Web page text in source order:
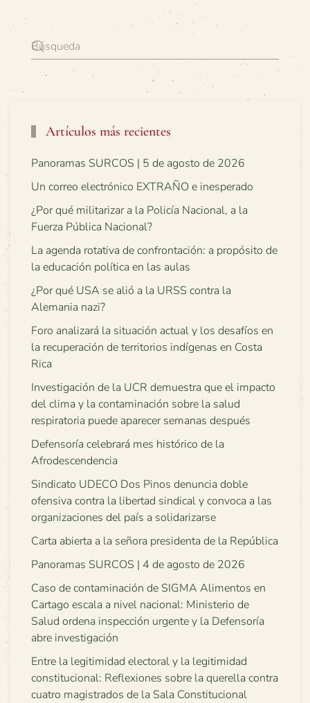
Artículos más recientes
Panoramas SURCOS | 5 de agosto de 2026
Un correo electrónico EXTRAÑO e inesperado
¿Por qué militarizar a la Policía Nacional, a la
Fuerza Pública Nacional?
La agenda rotativa de confrontación: a propósito de
la educación política en las aulas
¿Por qué USA se alió a la URSS contra la
Alemania nazi?
Foro analizará la situación actual y los desafíos en
la recuperación de territorios indígenas en Costa
Rica
Investigación de la UCR demuestra que el impacto
del clima y la contaminación sobre la salud
respiratoria puede aparecer semanas después
Defensoría celebrará mes histórico de la
Afrodescendencia
Sindicato UDECO Dos Pinos denuncia doble
ofensiva contra la libertad sindical y convoca a las
organizaciones del país a solidarizarse
Carta abierta a la señora presidenta de la República
Panoramas SURCOS | 4 de agosto de 2026
Caso de contaminación de SIGMA Alimentos en
Cartago escala a nivel nacional: Ministerio de
Salud ordena inspección urgente y la Defensoría
abre investigación
Entre la legitimidad electoral y la legitimidad
constitucional: Reflexiones sobre la querella contra
cuatro magistrados de la Sala Constitucional